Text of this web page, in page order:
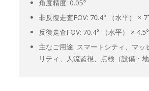
角度精度: 0.05°
非反復走査FOV: 70.4° （水平） ×
反復走査FOV: 70.4° （水平） × 4.5°
主なご用途: スマートシティ、マッ
リティ、人流監視、点検（設備・地